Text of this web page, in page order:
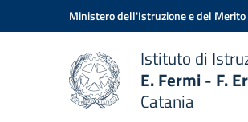
Vai ai contenuti
Vai al menu di navigazioneMinistero dell'Istruzione e del Merito
scuola
Istituto di
E. Fermi - F.
Catania